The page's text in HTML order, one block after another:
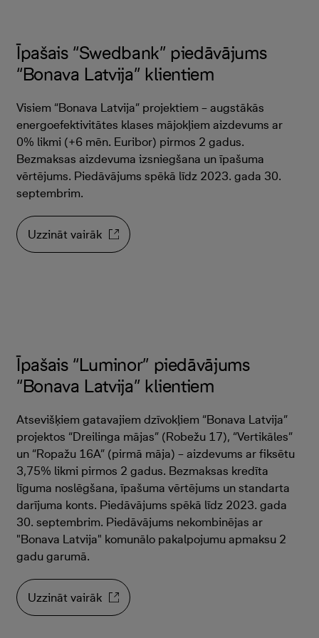
Īpašais “Swedbank” piedāvājums
“Bonava Latvija” klientiem
Visiem “Bonava Latvija” projektiem – augstākās
energoefektivitātes klases mājokļiem aizdevums ar
0% likmi (+6 mēn. Euribor) pirmos 2 gadus.
Bezmaksas aizdevuma izsniegšana un īpašuma
vērtējums. Piedāvājums spēkā līdz 2023. gada 30.
septembrim.
Uzzināt vairāk
Īpašais “Luminor” piedāvājums
“Bonava Latvija” klientiem
Atsevišķiem gatavajiem dzīvokļiem “Bonava Latvija”
projektos “Dreilinga mājas” (Robežu 17), “Vertikāles”
un “Ropažu 16A” (pirmā māja) – aizdevums ar fiksētu
3,75% likmi pirmos 2 gadus. Bezmaksas kredīta
līguma noslēgšana, īpašuma vērtējums un standarta
darījuma konts. Piedāvājums spēkā līdz 2023. gada
30. septembrim. Piedāvājums nekombinējas ar
"Bonava Latvija" komunālo pakalpojumu apmaksu 2
gadu garumā.
Uzzināt vairāk